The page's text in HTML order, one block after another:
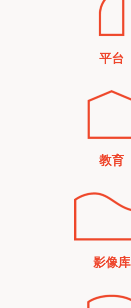
平台
教育
影像库